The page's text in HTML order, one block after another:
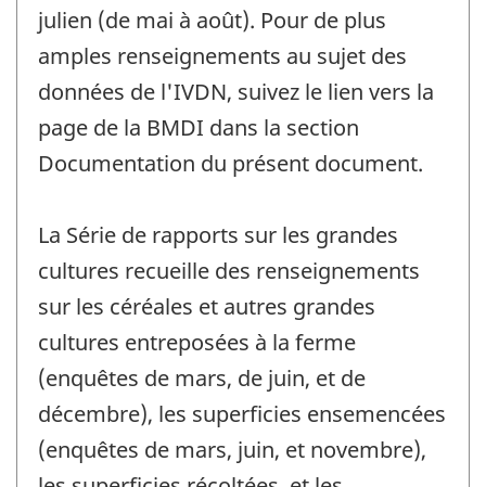
julien (de mai à août). Pour de plus
amples renseignements au sujet des
données de l'IVDN, suivez le lien vers la
page de la BMDI dans la section
Documentation du présent document.
La Série de rapports sur les grandes
cultures recueille des renseignements
sur les céréales et autres grandes
cultures entreposées à la ferme
(enquêtes de mars, de juin, et de
décembre), les superficies ensemencées
(enquêtes de mars, juin, et novembre),